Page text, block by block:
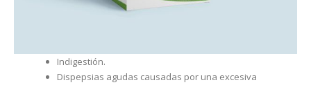
Indigestión.
Dispepsias agudas causadas por una excesiva